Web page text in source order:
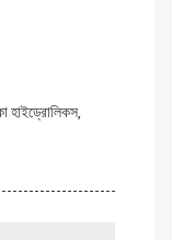
হাইড্রোলিকস,